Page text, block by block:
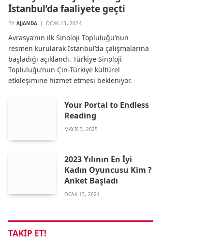
İstanbul’da faaliyete geçti
BY AJJANDA OCAK 13, 2024
Avrasya’nın ilk Sinoloji Topluluğu’nun
resmen kurularak İstanbul’da çalışmalarına
başladığı açıklandı. Türkiye Sinoloji
Topluluğu’nun Çin-Türkiye kültürel
etkileşimine hizmet etmesi bekleniyor.
Your Portal to Endless
Reading
MAYIS 3, 2025
2023 Yılının En İyi
Kadın Oyuncusu Kim ?
Anket Başladı
OCAK 13, 2024
TAKIP ET!